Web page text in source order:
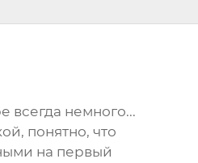
всегда немного...
понятно, что
на первый